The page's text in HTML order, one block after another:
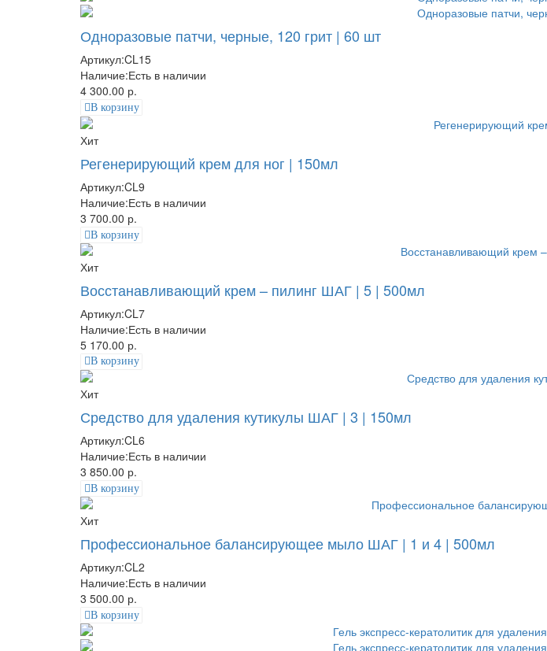
Одноразовые патчи, черные, 120 грит | 60 шт
Артикул:CL15
Наличие:Есть в наличии
4 300.00 р.
В корзину
Хит
Регенерирующий крем для ног | 150мл
Артикул:CL9
Наличие:Есть в наличии
3 700.00 р.
В корзину
Хит
Восстанавливающий крем – пилинг ШАГ | 5 | 500мл
Артикул:CL7
Наличие:Есть в наличии
5 170.00 р.
В корзину
Хит
Средство для удаления кутикулы ШАГ | 3 | 150мл
Артикул:CL6
Наличие:Есть в наличии
3 850.00 р.
В корзину
Хит
Профессиональное балансирующее мыло ШАГ | 1 и 4 | 500мл
Артикул:CL2
Наличие:Есть в наличии
3 500.00 р.
В корзину